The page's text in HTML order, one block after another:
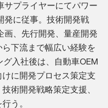
サプライヤーにてパワー
発に従事。技術開発戦
画、先行開発、量産開発
下流まで幅広い経験を
入社後は、自動車OEM
に開発プロセス策定支
術開発戦略策定支援、
う。